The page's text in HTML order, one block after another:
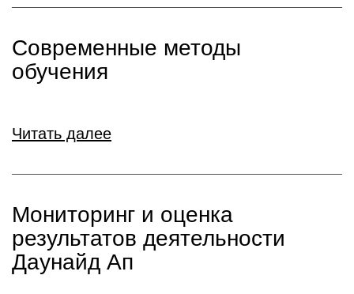
Современные методы
обучения
Читать далее
Мониторинг и оценка
результатов деятельности
Даунайд Ап